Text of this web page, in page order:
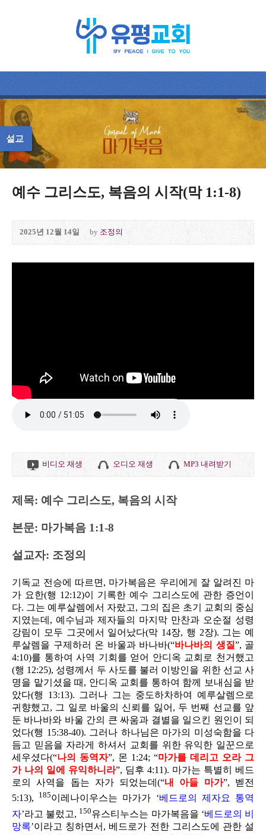
설교
예수 그리스도, 복음의 시작(막 1:1-8)
2025년 12월 14일 by 조정의
비디오 재생 오디오 재생 MP3 내려받기
제목: 예수 그리스도, 복음의 시작
본문: 마가복음 1:1-8
설교자: 조정의
기독교 전승에 따르면, 마가복음은 우리에게 잘 알려진 마
가 요한(행 12:12)이 기록한 예수 그리스도에 관한 증언이
다. 그는 예루살렘에서 자랐고, 그의 집은 초기 교회의 중심
지였는데, 예수님과 제자들의 마지막 만찬과 오순절 성령
강림이 모두 그곳에서 일어났다(막 14장, 행 2장). 그는 예
루살렘을 구제하러 온 바울과 바나바(“바나바의 생질”, 골
4:10)를 통하여 사역 기회를 얻어 안디옥 교회로 천거했고
(행 12:25), 성령께서 두 사도를 불러 이방인을 위한 선교 사
명을 맡기셨을 때, 안디옥 교회를 통하여 함께 보내심을 받
았다(행 13:13). 그러나 그는 중도하차하여 예루살렘으로
귀향했고, 그 일로 바울의 신뢰를 잃어, 두 번째 선교를 앞
둔 바나바와 바울 간의 큰 싸움과 결별을 일으킨 원인이 되
었다(행 15:38-40). 그러나 하나님은 마가의 미성숙함을 다
듬고 믿음을 자라게 하셔서 교회를 위한 유익한 일꾼으로
세우셨다(“나의 동역자”, 몬 1:24; “마가를 데리고 오라 그
가 나의 일에 유익하니라”, 딤후 4:11). 마가는 특별히 베드
로의 사역을 돕는 자가 되었는데(“내 아들 마가”, 벧전
5:13),
185이레나이우스는 마가가 ‘베드로의 제자요 통역
자’라고 불렀고, 150유스티누스는 마가복음을 ‘베드로의 비
망록’이라고 칭하면서, 베드로가 전한 그리스도에 관한 설